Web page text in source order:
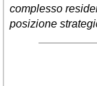
complesso
posizione